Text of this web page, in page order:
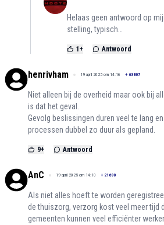
Helaas geen antwoord op
stelling, typisch…
1 + Antwoord
henrivham 19 april 2025 om 14:16 + 63807
Niet alleen bij de overheid maar ook bij
is dat het geval.
Gevolg beslissingen duren veel te lang
processen dubbel zo duur als gepland.
9+ Antwoord
AnC 19 april 2025 om 14:10 + 21690
Als niet alles hoeft te worden
de thuiszorg, verzorg kost veel meer tijd
gemeenten kunnen veel efficiënter